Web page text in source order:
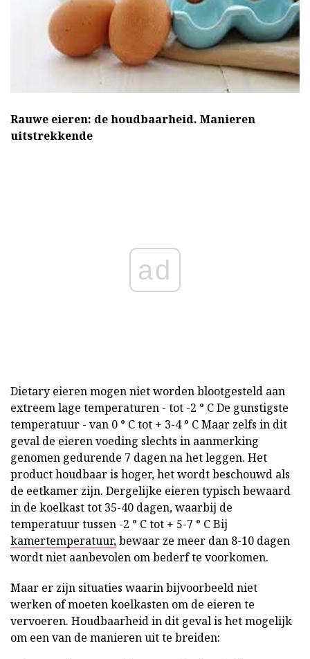
Rauwe eieren: de houdbaarheid. Manieren
uitstrekkende
ad
Dietary eieren mogen niet worden blootgesteld aan
extreem lage temperaturen - tot -2 ° C De gunstigste
temperatuur - van 0 ° C tot + 3-4 ° C Maar zelfs in dit
geval de eieren voeding slechts in aanmerking
genomen gedurende 7 dagen na het leggen. Het
product houdbaar is hoger, het wordt beschouwd als
de eetkamer zijn. Dergelijke eieren typisch bewaard
in de koelkast tot 35-40 dagen, waarbij de
temperatuur tussen -2 ° C tot + 5-7 ° C Bij
kamertemperatuur,bewaar ze meer dan 8-10 dagen
wordt niet aanbevolen om bederf te voorkomen.
Maar er zijn situaties waarin bijvoorbeeld niet
werken of moeten koelkasten om de eieren te
vervoeren. Houdbaarheid in dit geval is het mogelijk
om een van de manieren uit te breiden: